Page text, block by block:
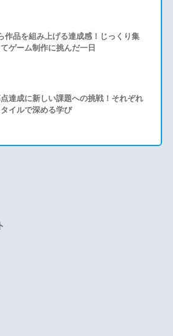
作品を組み上げる達成感！じっくり集
ゲーム制作に挑んだ一日
達成に新しい課題への挑戦！それぞれ
イルで深める学び